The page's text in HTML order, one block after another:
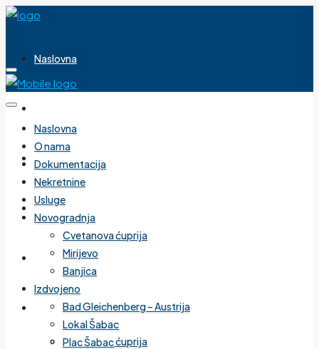
Naslovna
Dokumentacija
Nekretnine
Usluge
Novogradnja
Cvetanova ćuprija
Naslovna
O nama
Dokumentacija
Nekretnine
Usluge
Novogradnja
Cvetanova ćuprija
Mirijevo
Banjica
Izdvojeno
Bad Gleichenberg – Austrija
Lokal Šabac
Plac Šabac